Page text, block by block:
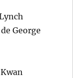
George